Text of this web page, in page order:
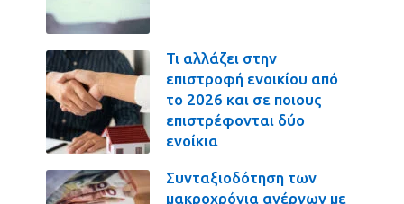
Τι αλλάζει στην
επιστροφή ενοικίου από
το 2026 και σε ποιους
επιστρέφονται δύο
ενοίκια
Συνταξιοδότηση των
μακροχρόνια ανέργων με